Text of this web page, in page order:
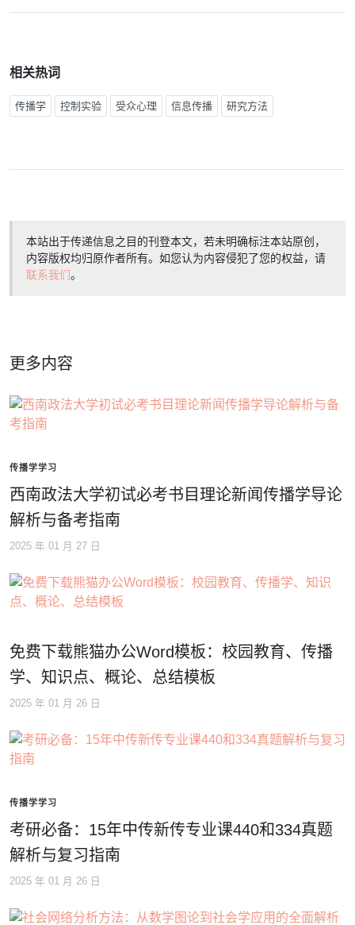
相关热词
传播学 控制实验 受众心理 信息传播 研究方法
本站出于传递信息之目的刊登本文，若未明确标注本站原创，
内容版权均归原作者所有。如您认为内容侵犯了您的权益，请
联系我们。
更多内容
传播学学习
西南政法大学初试必考书目理论新闻传播学导论
解析与备考指南
2025 年 01 月 27 日
免费下载熊猫办公Word模板：校园教育、传播
学、知识点、概论、总结模板
2025 年 01 月 26 日
传播学学习
考研必备：15年中传新传专业课440和334真题
解析与复习指南
2025 年 01 月 26 日